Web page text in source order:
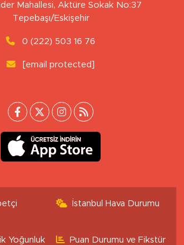
Mahallesi, Aktüre Sokak No:37
Tepebaşı/Eskişehir
0 (222) 503 16 76
[email protected]
İstanbul Hava Durumu
Yoğunluk
Puan Durumu ve Fikstür